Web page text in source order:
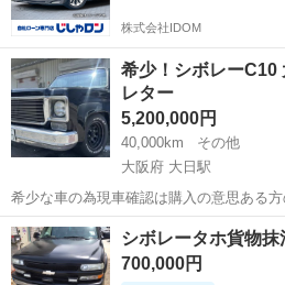
株式会社IDOM
希少！シボレー
レター
5,200,000円
40,000km
その他
大阪府 大日駅
希少な車の為現車確認は購入の意思ある方のみ！ 詳細は下記
いします https://www.goo-
net.com/usedcar/spread/goo/16/
大阪 門真市 大日駅 その他
シボレータホ貨物
700,000円